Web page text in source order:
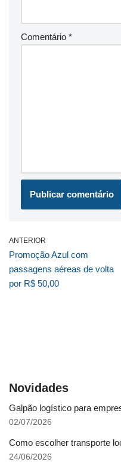
Comentário *
ANTERIOR
Promoção Azul com
passagens aéreas de volta
por R$ 50,00
Novidades
Galpão logístico para
02/07/2026
Como escolher transporte
24/06/2026